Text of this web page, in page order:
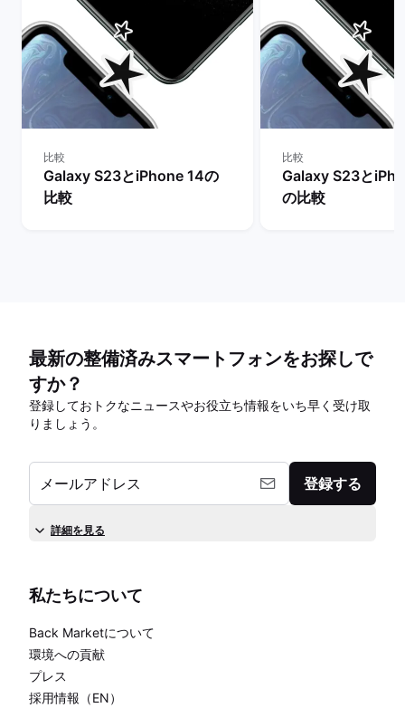
比較
Galaxy S23とiPhone 14の
比較
比較
Galaxy S23と
の比較
最新の整備済みスマートフォンをお探しで
すか？
登録しておトクなニュースやお役立ち情報をいち早く受け取
りましょう。
メールアドレス 登録する
詳細を見る
私たちについて
Back Marketについて
環境への貢献
プレス
採用情報（EN）